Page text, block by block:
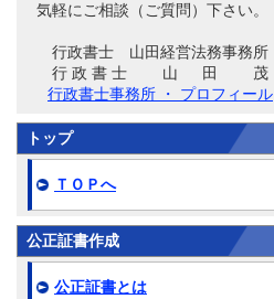
気軽にご相談（ご質問）下さい。
行政書士 山田経営法務事務所
行 政 書 士 山 田 茂
行政書士事務所 ・ プロフィール
トップ
ＴＯＰへ
公正証書作成
公正証書とは